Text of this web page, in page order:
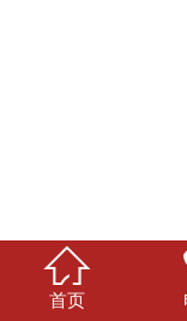

首页